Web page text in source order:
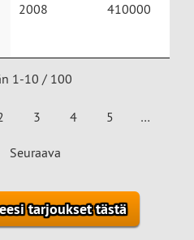
2008 410000
1-10 / 100
3 4 5 …
Seuraava
tarjoukset tästä